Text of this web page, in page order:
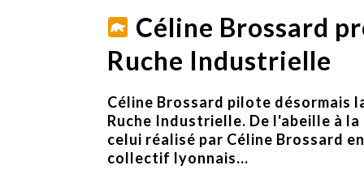
COLLECTIVITÉS
AGENCES
RETAIL
MÉDIAS
MANAGEMENT
ÉVÉNEMENTIELS
Céline Brossard
Ruche Industrielle
Céline Brossard pilote désormais
Ruche Industrielle. De l'abeille à
celui réalisé par Céline Brossard
collectif lyonnais...